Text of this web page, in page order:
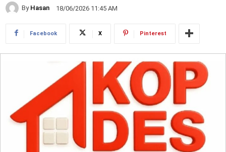
By Hasan 18/06/2026 11:45 AM
Facebook X Pinterest